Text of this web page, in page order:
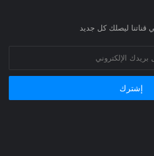
قناتنا ليصلك كل جديد